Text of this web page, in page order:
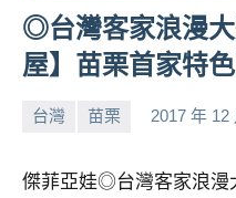
◎台灣客家浪漫
屋】苗栗首家特
台灣 苗栗 2017 年 12
小
No
傑菲亞娃◎台灣客家浪